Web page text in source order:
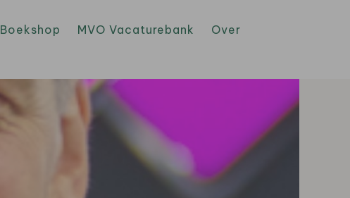
Boekshop MVO Vacaturebank
Over